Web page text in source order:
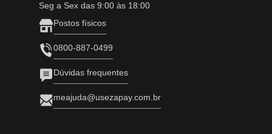
Seg a Sex das 9:00 às 18:00
Postos físicos
0800-887-0499
Dúvidas frequentes
meajuda@usezapay.com.br